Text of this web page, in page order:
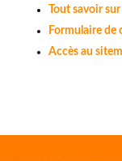
Tout savoir
Formulaire de
Accès au